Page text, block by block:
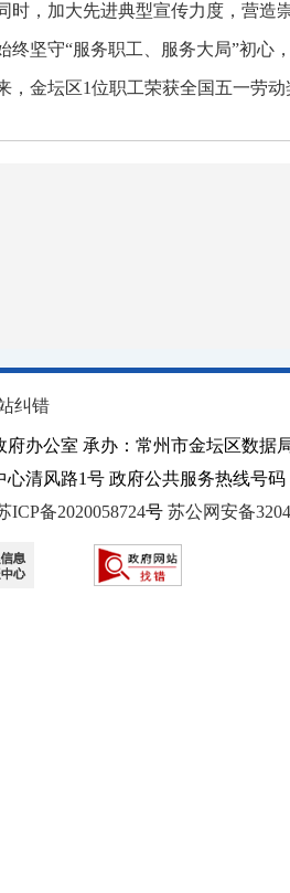
时，加大先进典型宣传力度，营造
终坚守“服务职工、服务大局”初心
，金坛区1位职工荣获全国五一劳
纠错
府办公室 承办：常州市金坛区数据
清风路1号 政府公共服务热线号码
ICP备2020058724号 苏公网安备